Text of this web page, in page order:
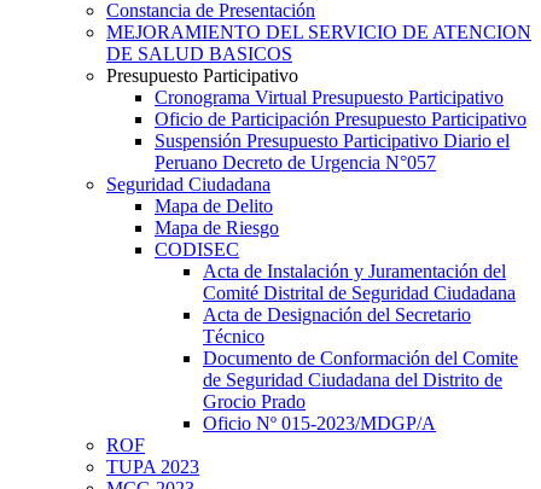
Constancia de Presentación
MEJORAMIENTO DEL SERVICIO DE ATENCION
DE SALUD BASICOS
Presupuesto Participativo
Cronograma Virtual Presupuesto Participativo
Oficio de Participación Presupuesto Participativo
Suspensión Presupuesto Participativo Diario el
Peruano Decreto de Urgencia N°057
Seguridad Ciudadana
Mapa de Delito
Mapa de Riesgo
CODISEC
Acta de Instalación y Juramentación del
Comité Distrital de Seguridad Ciudadana
Acta de Designación del Secretario
Técnico
Documento de Conformación del Comite
de Seguridad Ciudadana del Distrito de
Grocio Prado
Oficio Nº 015-2023/MDGP/A
ROF
TUPA 2023